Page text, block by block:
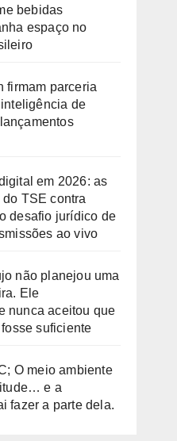
bebidas
espaço no
firmam parceria
de
em 2026: as
TSE contra
desafio jurídico de
ao vivo
não planejou uma
Ele
nunca aceitou que
suficiente
O meio ambiente
e a
fazer a parte dela.